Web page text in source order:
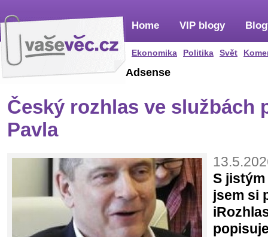
Home
Ekonomika Politika Svět
VIP blogy
Adsense
Český rozhlas ve službách
Pavla
S
jsem si